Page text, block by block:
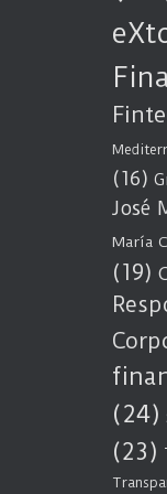
(16)
José
María
(19)
(24)
(23)